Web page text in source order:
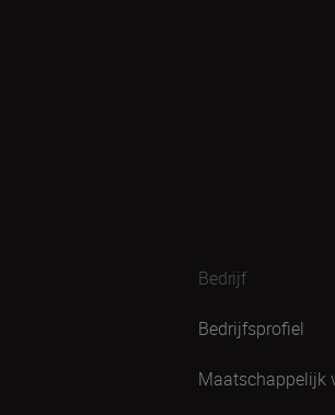
Bedrijf
Bedrijfsprofiel
Maatschappelijk